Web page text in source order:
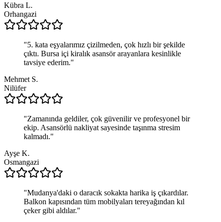
Kübra L.
Orhangazi
"5. kata eşyalarımız çizilmeden, çok hızlı bir şekilde
çıktı. Bursa içi kiralık asansör arayanlara kesinlikle
tavsiye ederim."
Mehmet S.
Nilüfer
"Zamanında geldiler, çok güvenilir ve profesyonel bir
ekip. Asansörlü nakliyat sayesinde taşınma stresim
kalmadı."
Ayşe K.
Osmangazi
"Mudanya'daki o daracık sokakta harika iş çıkardılar.
Balkon kapısından tüm mobilyaları tereyağından kıl
çeker gibi aldılar."